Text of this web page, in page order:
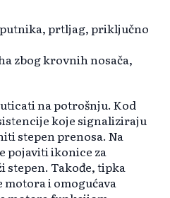
prtljag, priključno
zbog krovnih nosača,
na potrošnju. Kod
koje signaliziraju
stepen prenosa. Na
pojaviti ikonice za
stepen. Takođe, tipka
motora i omogućava